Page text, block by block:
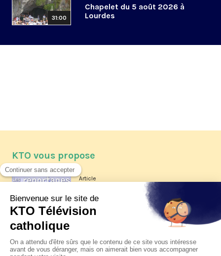
31:00
Chapelet du 5 août 2026 à
Lourdes
KTO vous propose
Article
Les reportages d'été 2026 de KTO
XIV à Assise à suivre sur KTO le
jeudi 6 août